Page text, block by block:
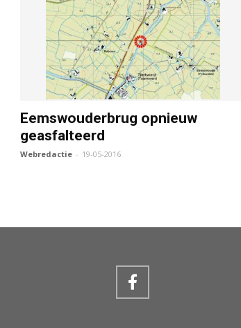
Eemswouderbrug opnieuw
geasfalteerd
Webredactie - 19-05-2016